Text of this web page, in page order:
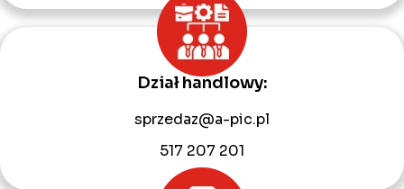
Dział handlowy:
sprzedaz@a-pic.pl
517 207 201